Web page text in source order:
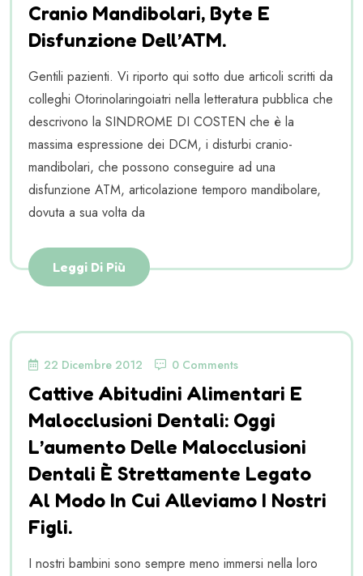
Cranio Mandibolari, Byte E
Disfunzione Dell’ATM.
Gentili pazienti. Vi riporto qui sotto due articoli scritti da
colleghi Otorinolaringoiatri nella letteratura pubblica che
descrivono la SINDROME DI COSTEN che è la
massima espressione dei DCM, i disturbi cranio-
mandibolari, che possono conseguire ad una
disfunzione ATM, articolazione temporo mandibolare,
dovuta a sua volta da
Leggi Di Più
22 Dicembre 2012 0 Comments
Cattive Abitudini Alimentari E
Malocclusioni Dentali: Oggi
L’aumento Delle Malocclusioni
Dentali È Strettamente Legato
Al Modo In Cui Alleviamo I Nostri
Figli.
I nostri bambini sono sempre meno immersi nella loro